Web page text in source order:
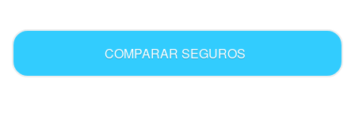
COMPARAR SEGUROS